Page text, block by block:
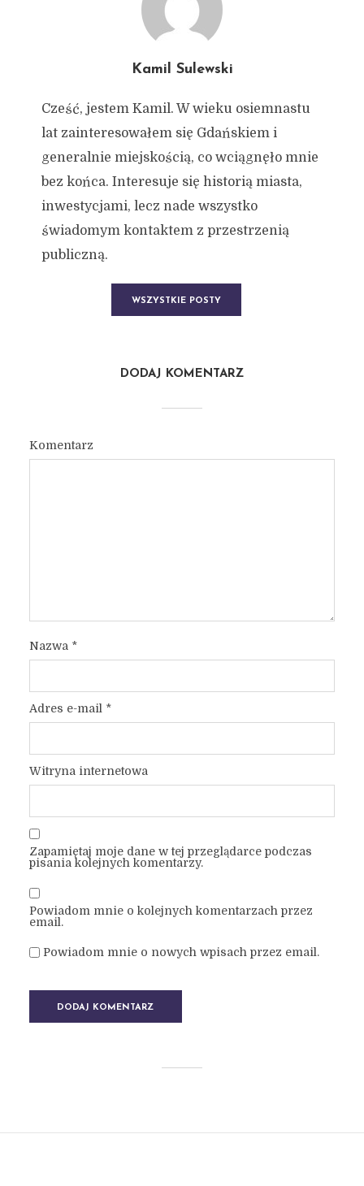
Kamil Sulewski
Cześć, jestem Kamil. W wieku osiemnastu
lat zainteresowałem się Gdańskiem i
generalnie miejskością, co wciągnęło mnie
bez końca. Interesuje się historią miasta,
inwestycjami, lecz nade wszystko
świadomym kontaktem z przestrzenią
publiczną.
WSZYSTKIE POSTY
DODAJ KOMENTARZ
Komentarz
Nazwa *
Adres e-mail *
Witryna internetowa
Zapamiętaj moje dane w tej przeglądarce podczas
pisania kolejnych komentarzy.
Powiadom mnie o kolejnych komentarzach przez
email.
Powiadom mnie o nowych wpisach przez email.